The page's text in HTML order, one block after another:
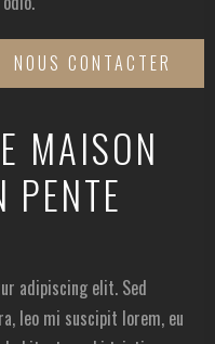
NOUS CONTACTER
MAISON
PENTE
adipiscing elit. Sed
leo mi suscipit lorem, eu